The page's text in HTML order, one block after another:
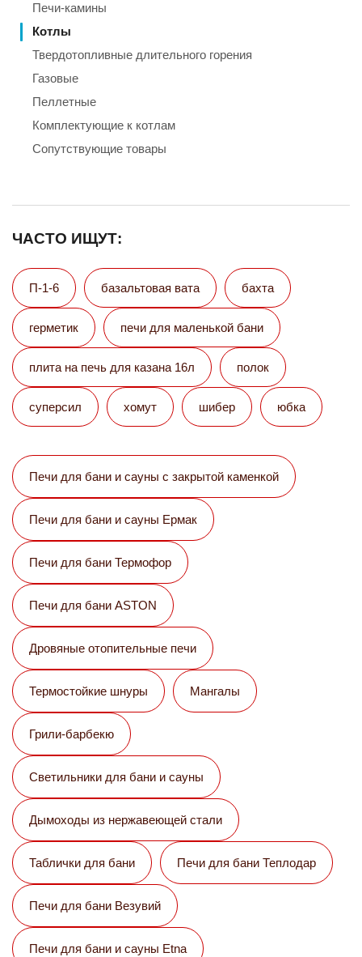
Печи-камины
Котлы
Твердотопливные длительного горения
Газовые
Пеллетные
Комплектующие к котлам
Сопутствующие товары
ЧАСТО ИЩУТ:
П-1-6 базальтовая вата бахта
герметик печи для маленькой бани
плита на печь для казана 16л полок
суперсил хомут шибер юбка
Печи для бани и сауны с закрытой каменкой
Печи для бани и сауны Eрмак
Печи для бани Термофор
Печи для бани ASTON
Дровяные отопительные печи
Термостойкие шнуры Мангалы
Грили-барбекю
Светильники для бани и сауны
Дымоходы из нержавеющей стали
Таблички для бани Печи для бани Теплодар
Печи для бани Везувий
Печи для бани и сауны Etna